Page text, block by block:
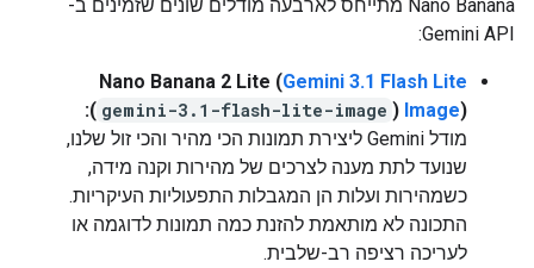
‫Nano Banana מתייחס לארבעה מודלים שונים שזמינים ב-
Gemini API:
Nano Banana 2 Lite (Gemini 3.1 Flash Lite
Image) (
gemini-3.1-flash-lite-image
):
מודל Gemini ליצירת תמונות הכי מהיר והכי זול שלנו,
שנועד לתת מענה לצרכים של מהירות וקנה מידה,
כשמהירות ועלות הן המגבלות התפעוליות העיקריות.
התכונה לא מותאמת להזנת כמה תמונות לדוגמה או
לעריכה רציפה רב-שלבית.